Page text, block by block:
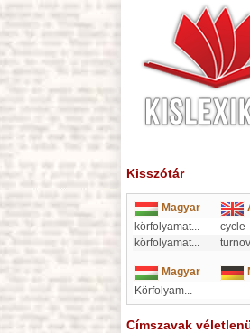
Kisszótár
Magyar
körfolyamat...
cycle
körfolyamat...
Magyar
Körfolyam...
----
Címszavak